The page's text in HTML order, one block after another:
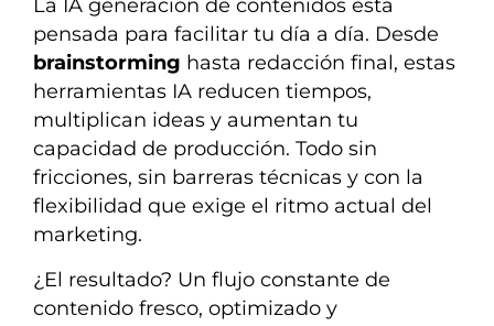
La IA generación de contenidos está
pensada para facilitar tu día a día. Desde
brainstorming hasta redacción final, estas
herramientas IA reducen tiempos,
multiplican ideas y aumentan tu
capacidad de producción. Todo sin
fricciones, sin barreras técnicas y con la
flexibilidad que exige el ritmo actual del
marketing.
¿El resultado? Un flujo constante de
contenido fresco, optimizado y